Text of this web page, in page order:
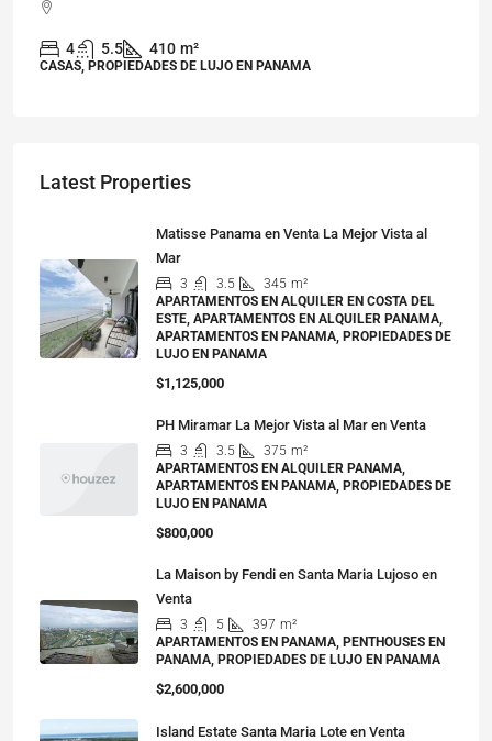
4 5.5 410 m²
CASAS, PROPIEDADES DE LUJO EN PANAMA
Latest Properties
Matisse Panama en Venta La Mejor Vista al
Mar
3 3.5 345 m²
APARTAMENTOS EN ALQUILER EN COSTA DEL
ESTE, APARTAMENTOS EN ALQUILER PANAMA,
APARTAMENTOS EN PANAMA, PROPIEDADES DE
LUJO EN PANAMA
$1,125,000
PH Miramar La Mejor Vista al Mar en Venta
3 3.5 375 m²
APARTAMENTOS EN ALQUILER PANAMA,
APARTAMENTOS EN PANAMA, PROPIEDADES DE
LUJO EN PANAMA
$800,000
La Maison by Fendi en Santa Maria Lujoso en
Venta
3 5 397 m²
APARTAMENTOS EN PANAMA, PENTHOUSES EN
PANAMA, PROPIEDADES DE LUJO EN PANAMA
$2,600,000
Island Estate Santa Maria Lote en Venta